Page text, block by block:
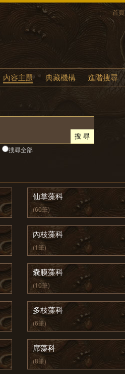
首頁
內容主題 典藏機構 進階搜尋
搜尋全部
仙掌藻科
(60筆)
內枝藻科
(1筆)
囊膜藻科
(10筆)
多枝藻科
(6筆)
席藻科
(8筆)